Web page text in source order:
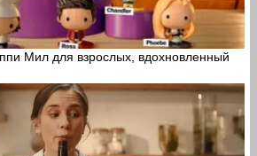
Мил для взрослых, вдохновленный